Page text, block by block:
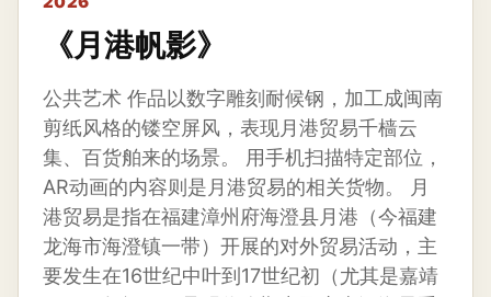
《月港帆影》
公共艺术 作品以数字雕刻耐候钢，加工成闽南
剪纸风格的镂空屏风，表现月港贸易千樯云
集、百货舶来的场景。 用手机扫描特定部位，
AR动画的内容则是月港贸易的相关货物。 月
港贸易是指在福建漳州府海澄县月港（今福建
龙海市海澄镇一带）开展的对外贸易活动，主
要发生在16世纪中叶到17世纪初（尤其是嘉靖